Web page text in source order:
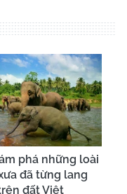
phá những loài
đã từng lang
đất Việt